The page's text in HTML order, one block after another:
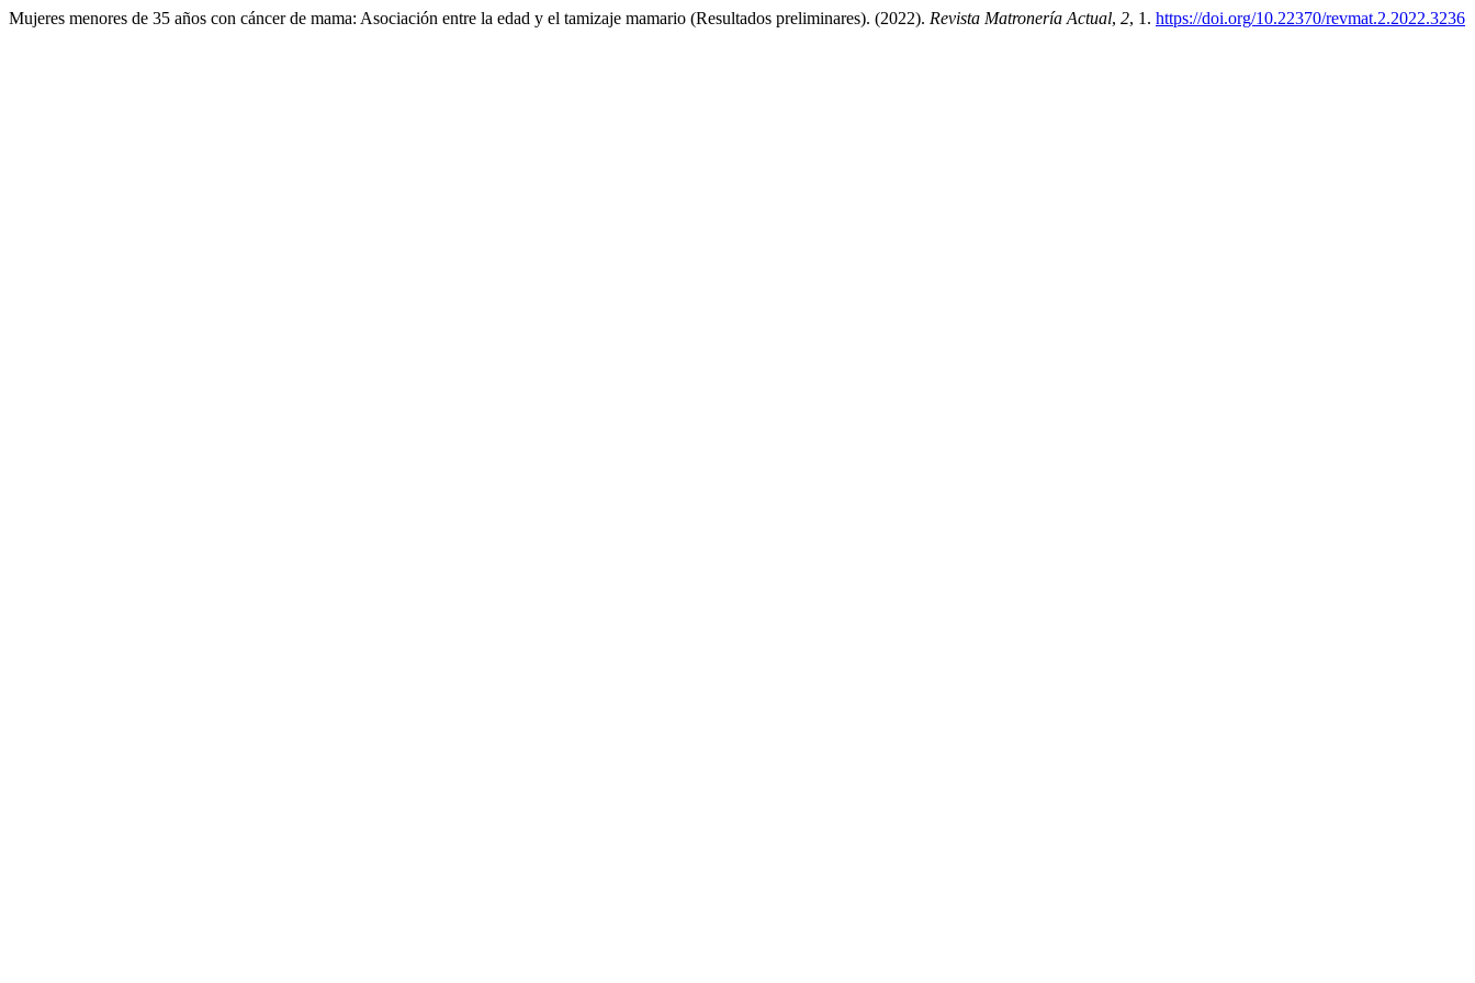
Mujeres menores de 35 años con cáncer de mama: Asociación entre la edad y el tamizaje mamario (Resultados preliminares). (2022). Revista Matronería Actual, 2, 1. https://doi.org/10.22370/revmat.2.2022.3236